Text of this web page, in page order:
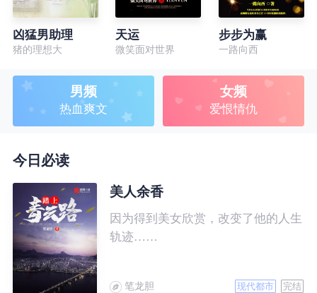
凶猛男助理
猪的理想大
天运
微笑面对世界
步步为赢
一路向西
男频
热血爽文
女频
爱恨情仇
今日必读
美人余香
因为得到美女欣赏，改变了他的人生
轨迹……
笔龙胆 现代都市 完结